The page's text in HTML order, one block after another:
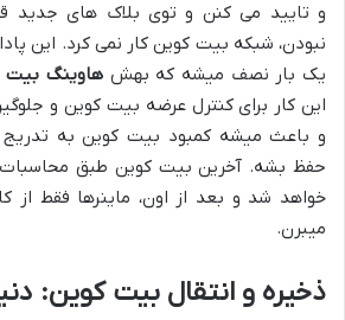
و تایید می کنن و توی بلاک های جدید
یک بار نصف میشه که بهشهاوینگ بیت
این کار برای کنترل عرضه بیت کوین و
و باعث میشه کمبود بیت کوین به
خواهد شد و بعد از اون، ماینرها فقط از
میبرن.
ذخیره و انتقال بیت کوین: